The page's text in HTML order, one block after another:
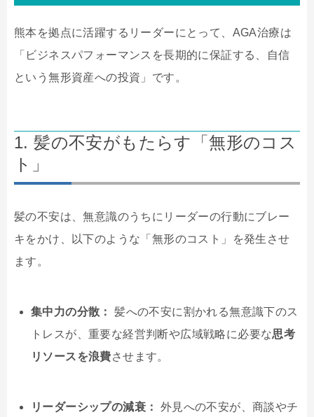
熊本を拠点に活躍するリーダーにとって、AGA治療は
「ビジネスパフォーマンスを長期的に保証する、自信
という無形資産への投資」です。
1. 髪の不安がもたらす「無形のコス
ト」
髪の不安は、無意識のうちにリーダーの行動にブレー
キをかけ、以下のような「無形のコスト」を発生させ
ます。
集中力の分散：
髪への不安に割かれる無意識下のス
トレスが、重要な経営判断や広域戦略に必要な思考
リソースを浪費させます。
リーダーシップの減衰：
外見への不安が、商談やチ